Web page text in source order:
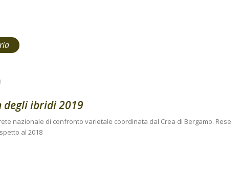
degli ibridi 2019
nazionale di confronto varietale coordinata dal Crea di Bergamo. Rese
al 2018